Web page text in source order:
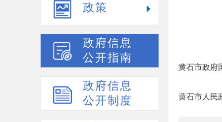
政策
政府信息
公开指南
政府信息
公开制度
黄石市政府
黄石市人民